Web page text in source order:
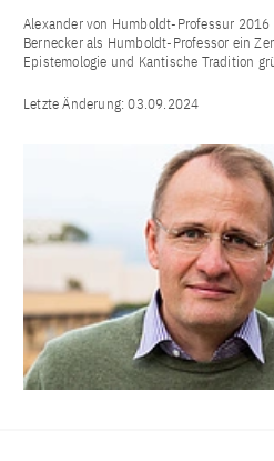
Alexander von Humboldt-Professur
Bernecker als Humboldt-Professor ein
Epistemologie und Kantische Tradition
Letzte Änderung:03.09.2024